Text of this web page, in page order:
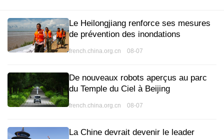
Le Heilongjiang renforce ses mesures
de prévention des inondations
french.china.org.cn 08-07
De nouveaux robots aperçus au parc
du Temple du Ciel à Beijing
french.china.org.cn 08-07
La Chine devrait devenir le leader